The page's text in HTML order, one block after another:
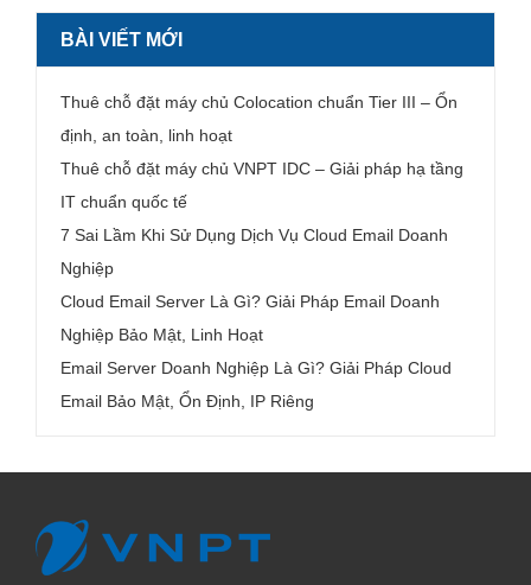
BÀI VIẾT MỚI
Thuê chỗ đặt máy chủ Colocation chuẩn Tier III – Ổn
định, an toàn, linh hoạt
Thuê chỗ đặt máy chủ VNPT IDC – Giải pháp hạ tầng
IT chuẩn quốc tế
7 Sai Lầm Khi Sử Dụng Dịch Vụ Cloud Email Doanh
Nghiệp
Cloud Email Server Là Gì? Giải Pháp Email Doanh
Nghiệp Bảo Mật, Linh Hoạt
Email Server Doanh Nghiệp Là Gì? Giải Pháp Cloud
Email Bảo Mật, Ổn Định, IP Riêng